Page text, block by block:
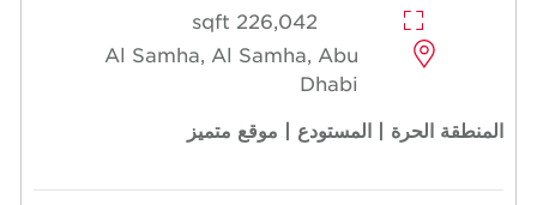
226,042 sqft
Al Samha, Al Samha, Abu
Dhabi
المنطقة الحرة | المستودع | موقع متميز